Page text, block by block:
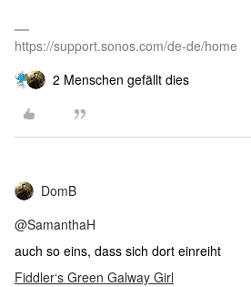
https://support.sonos.com/de-de/home
2 Menschen gefällt dies
DomB
@SamanthaH
auch so eins, dass sich dort einreiht
Fiddler‘s Green Galway Girl